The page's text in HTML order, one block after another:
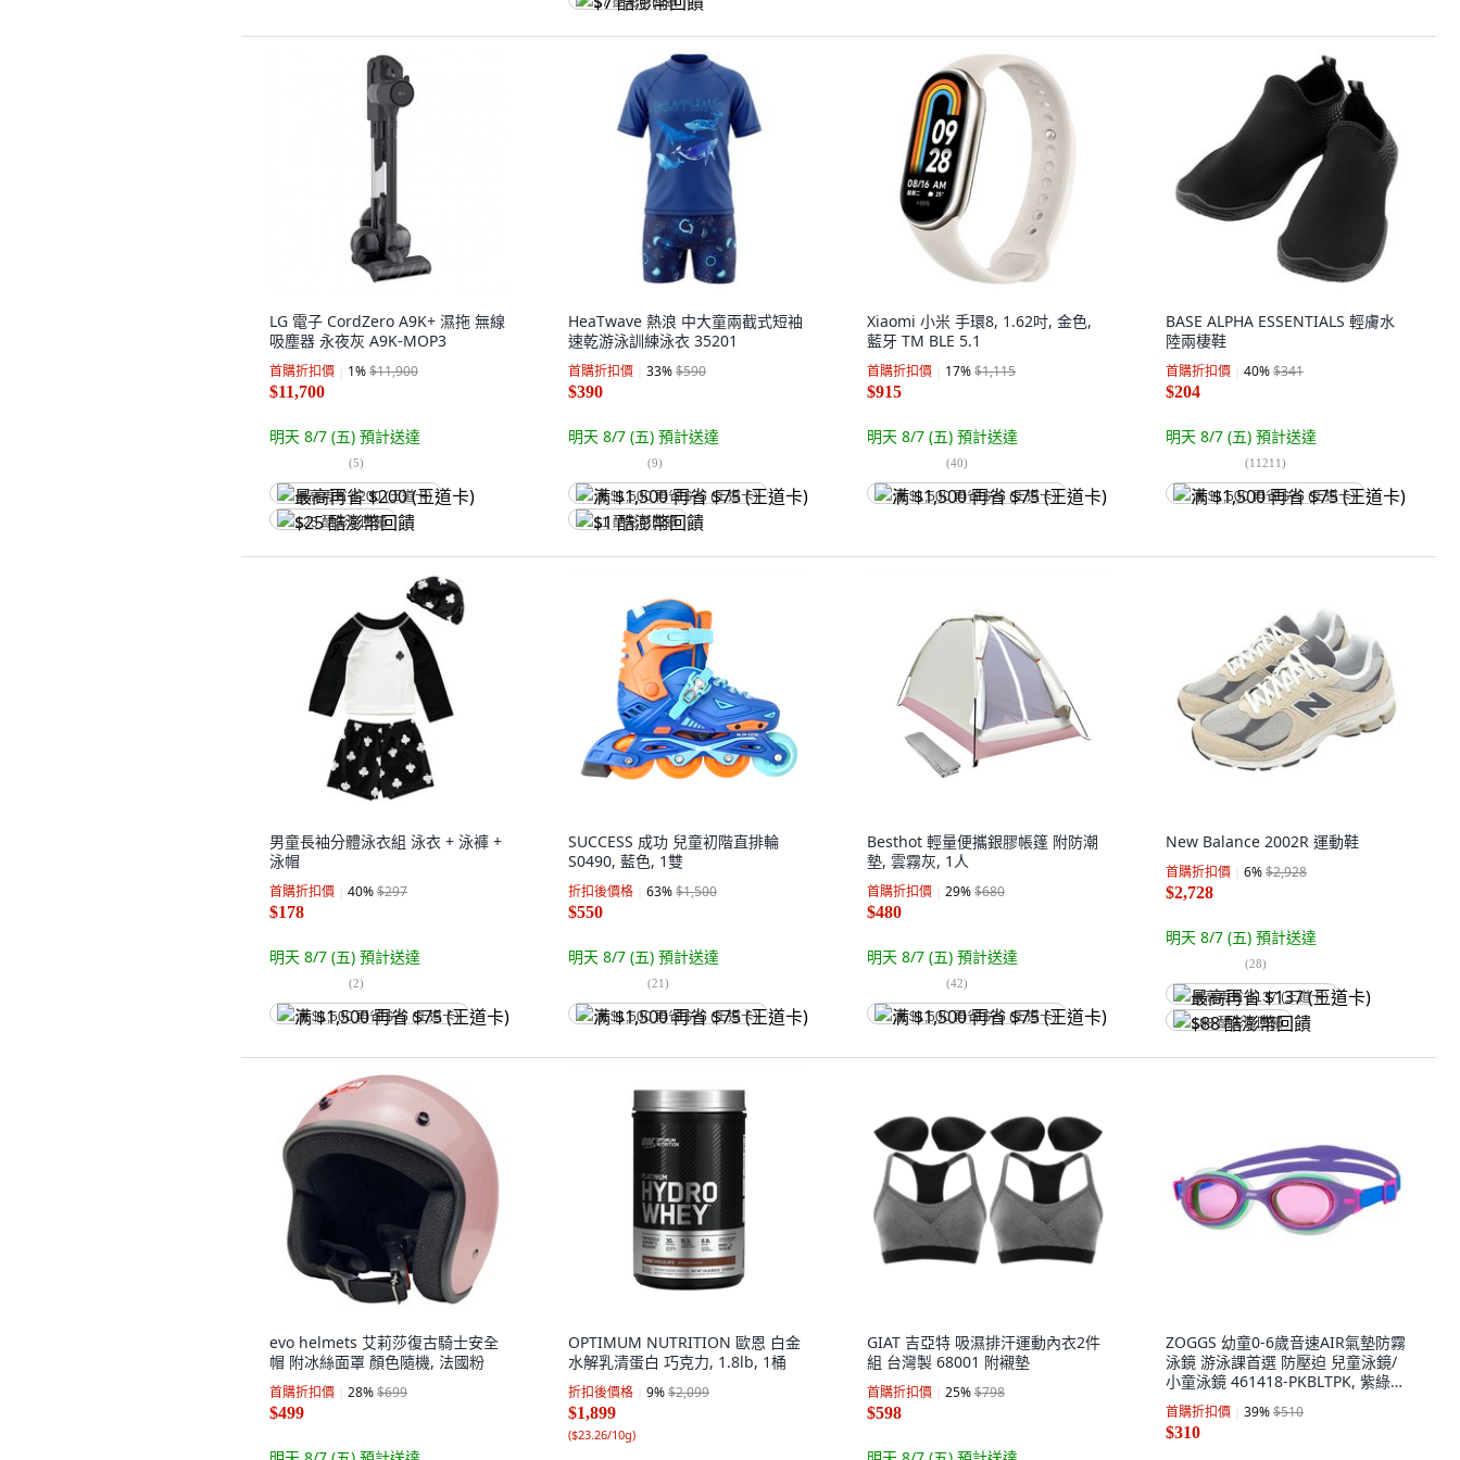
LG 電子 CordZero A9K+ 濕拖 無線
吸塵器 永夜灰 A9K-MOP3
首購折扣價 1%$11,900
$11,700
明天 8/7 (五) 預計送達
(5)
最高再省 $200 (王道卡)
$25 酷澎幣回饋
HeaTwave 熱浪 中大童兩截式短袖
速乾游泳訓練泳衣 35201
首購折扣價 33%$590
$390
明天 8/7 (五) 預計送達
(9)
满 $1,500 再省 $75 (王道卡)
$1 酷澎幣回饋
Xiaomi 小米 手環8, 1.62吋, 金色,
藍牙 TM BLE 5.1
首購折扣價 17%$1,115
$915
明天 8/7 (五) 預計送達
(40)
满 $1,500 再省 $75 (王道卡)
BASE ALPHA ESSENTIALS 輕膚水
陸兩棲鞋
首購折扣價 40%$341
$204
明天 8/7 (五) 預計送達
(11211)
满 $1,500 再省 $75 (王道卡)
男童長袖分體泳衣組 泳衣 + 泳褲 +
泳帽
首購折扣價 40%$297
$178
明天 8/7 (五) 預計送達
(2)
满 $1,500 再省 $75 (王道卡)
SUCCESS 成功 兒童初階直排輪
S0490, 藍色, 1雙
折扣後價格 63%$1,500
$550
明天 8/7 (五) 預計送達
(21)
满 $1,500 再省 $75 (王道卡)
Besthot 輕量便攜銀膠帳篷 附防潮
墊, 雲霧灰, 1人
首購折扣價 29%$680
$480
明天 8/7 (五) 預計送達
(42)
满 $1,500 再省 $75 (王道卡)
New Balance 2002R 運動鞋
首購折扣價 6%$2,928
$2,728
明天 8/7 (五) 預計送達
(28)
最高再省 $137 (王道卡)
$88 酷澎幣回饋
evo helmets 艾莉莎復古騎士安全
帽 附冰絲面罩 顏色隨機, 法國粉
首購折扣價 28%$699
$499
OPTIMUM NUTRITION 歐恩 白金
水解乳清蛋白 巧克力, 1.8lb, 1桶
折扣後價格 9%$2,099
$1,899
($23.26/10g)
GIAT 吉亞特 吸濕排汗運動內衣2件
組 台灣製 68001 附襯墊
首購折扣價 25%$798
$598
ZOGGS 幼童0-6歲音速AIR氣墊防霧
泳鏡 游泳課首選 防壓迫 兒童泳鏡/
小童泳鏡 461418-PKBLTPK, 紫綠
色, 1個
首購折扣價 39%$510
$310